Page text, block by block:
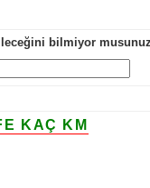
bilmiyor
KAÇ KM